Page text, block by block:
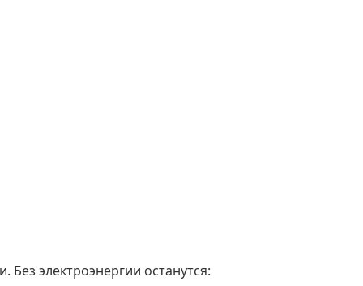
электроэнергии останутся: